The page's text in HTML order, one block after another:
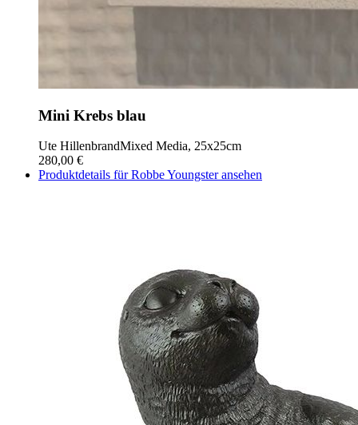
Mini Krebs blau
Ute HillenbrandMixed Media, 25x25cm
280,00 €
Produktdetails für Robbe Youngster ansehen